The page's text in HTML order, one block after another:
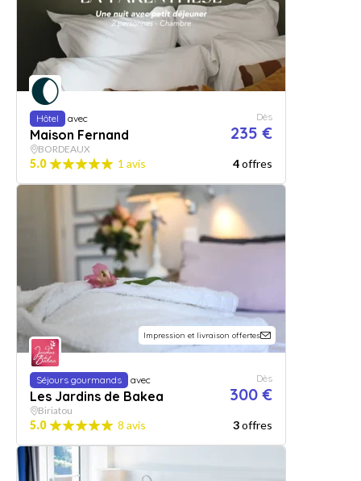
Hôtel avec
Maison Fernand
Dès
235 €
BORDEAUX
5.0 1 avis 4offres
Impression et livraison offertes
Séjours gourmands avec
Les Jardins de Bakea
Dès
300 €
Biriatou
5.0 8 avis 3offres